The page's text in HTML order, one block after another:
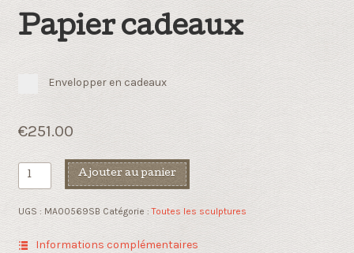
Papier cadeaux
Envelopper en cadeaux
€251.00
quantité
de
Ajouter au panier
UGS : MA00569SB Catégorie :Toutes les sculptures
Informations complémentaires